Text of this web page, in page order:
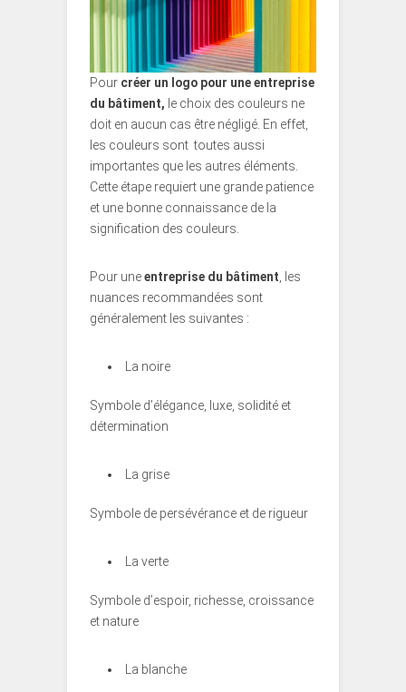
Pour créer un logo pour une entreprise
du bâtiment, le choix des couleurs ne
doit en aucun cas être négligé. En effet,
les couleurs sont toutes aussi
importantes que les autres éléments.
Cette étape requiert une grande patience
et une bonne connaissance de la
signification des couleurs.
Pour uneentreprise du bâtiment , les
nuances recommandées sont
généralement les suivantes :
La noire
Symbole d’élégance, luxe, solidité et
détermination
La grise
Symbole de persévérance et de rigueur
La verte
Symbole d’espoir, richesse, croissance
et nature
La blanche